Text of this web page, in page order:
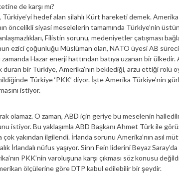
de karşı mı?
hedef alan silahlı Kürt hareketi demek.
öncelikli siyasi meselelerin tamamında Türkiye’nin
Filistin sorunu, medeniyetler çatışması
ezici çoğunluğu Müslüman olan, NATO üyesi AB
zamanda Hazar enerji hattından batıya uzanan bir
duran bir Türkiye, Amerika’nın beklediği, arzu ettiği rolü
Türkiye ‘PKK’ diyor. İşte Amerika Türkiye’nin
istiyor.
olamaz. O zaman, ABD için geriye bu meselenin
istiyor. Bu yaklaşımla ABD Başkanı Ahmet Türk ile
yakından ilgilendi. İrlanda sorunu Amerika’nın asıl
İrlandalı nüfus yaşıyor. Sinn Fein liderini Beyaz
PKK’nin varoluşuna karşı çıkması söz konusu
ölçülerine göre DTP kabul edilebilir bir şeydir.